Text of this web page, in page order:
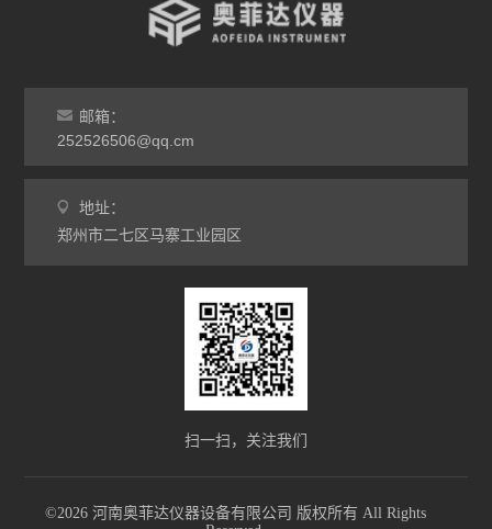
干燥箱
烘箱
工业电炉
邮箱：
252526506@qq.cm
地址：
郑州市二七区马寨工业园区
扫一扫，关注我们
©2026 河南奥菲达仪器设备有限公司 版权所有 All Rights